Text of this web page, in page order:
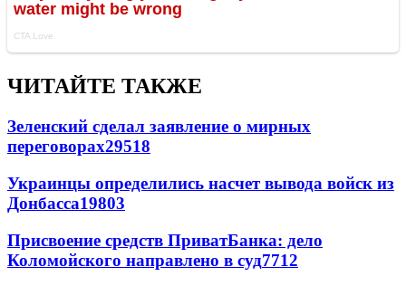
ЧИТАЙТЕ ТАКЖЕ
Зеленский сделал заявление о мирных
переговорах29518
Украинцы определились насчет вывода войск из
Донбасса19803
Присвоение средств ПриватБанка: дело
Коломойского направлено в суд7712